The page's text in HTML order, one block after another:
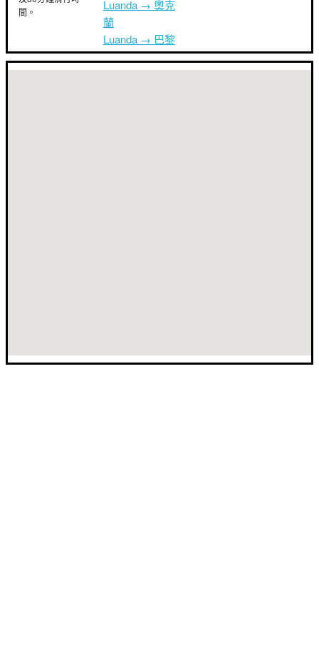
間。
Luanda → 奧克
蘭
Luanda → 巴黎